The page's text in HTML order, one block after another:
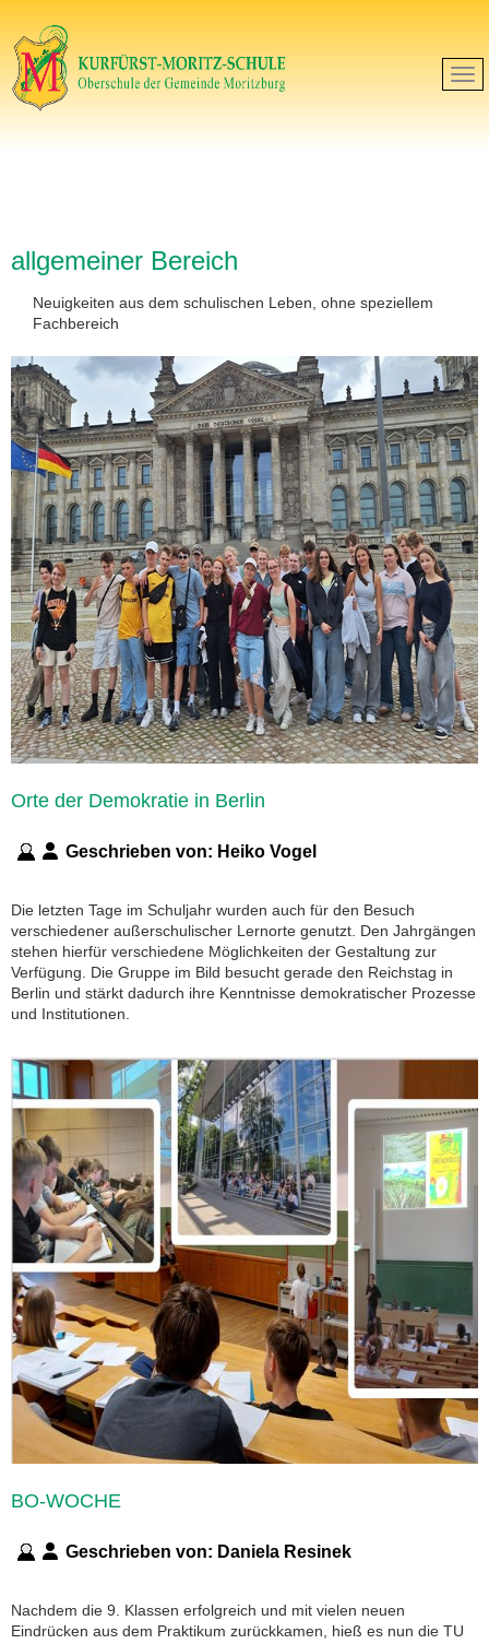
allgemeiner Bereich
Neuigkeiten aus dem schulischen Leben, ohne speziellem
Fachbereich
Orte der Demokratie in Berlin
Geschrieben von: Heiko Vogel
Die letzten Tage im Schuljahr wurden auch für den Besuch
verschiedener außerschulischer Lernorte genutzt. Den Jahrgängen
stehen hierfür verschiedene Möglichkeiten der Gestaltung zur
Verfügung. Die Gruppe im Bild besucht gerade den Reichstag in
Berlin und stärkt dadurch ihre Kenntnisse demokratischer Prozesse
und Institutionen.
BO-WOCHE
Geschrieben von: Daniela Resinek
Nachdem die 9. Klassen erfolgreich und mit vielen neuen
Eindrücken aus dem Praktikum zurückkamen, hieß es nun die TU